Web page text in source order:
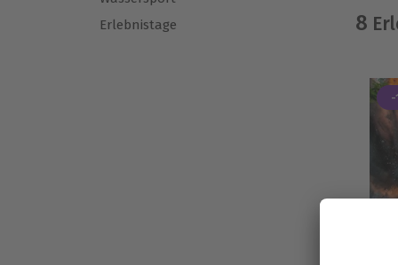
Erlebnistage
8
-